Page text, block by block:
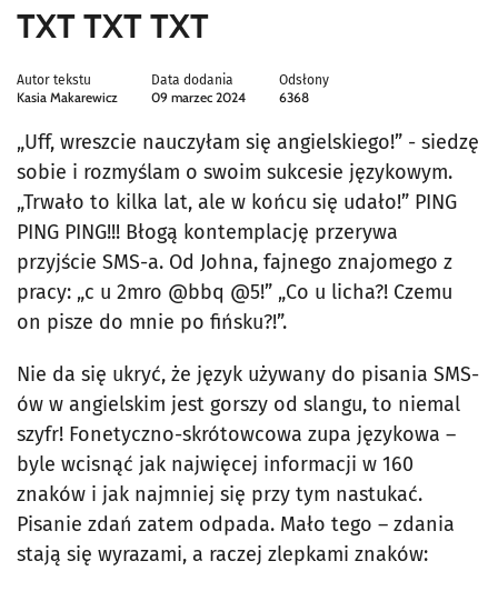
TXT TXT TXT
Autor tekstu
Kasia Makarewicz
Data dodania
09 marzec 2024
Odsłony
6368
„Uff, wreszcie nauczyłam się angielskiego!” - siedzę
sobie i rozmyślam o swoim sukcesie językowym.
„Trwało to kilka lat, ale w końcu się udało!” PING
PING PING!!! Błogą kontemplację przerywa
przyjście SMS-a. Od Johna, fajnego znajomego z
pracy: „c u 2mro @bbq @5!” „Co u licha?! Czemu
on pisze do mnie po fińsku?!”.
Nie da się ukryć, że język używany do pisania SMS-
ów w angielskim jest gorszy od slangu, to niemal
szyfr! Fonetyczno-skrótowcowa zupa językowa –
byle wcisnąć jak najwięcej informacji w 160
znaków i jak najmniej się przy tym nastukać.
Pisanie zdań zatem odpada. Mało tego – zdania
stają się wyrazami, a raczej zlepkami znaków: